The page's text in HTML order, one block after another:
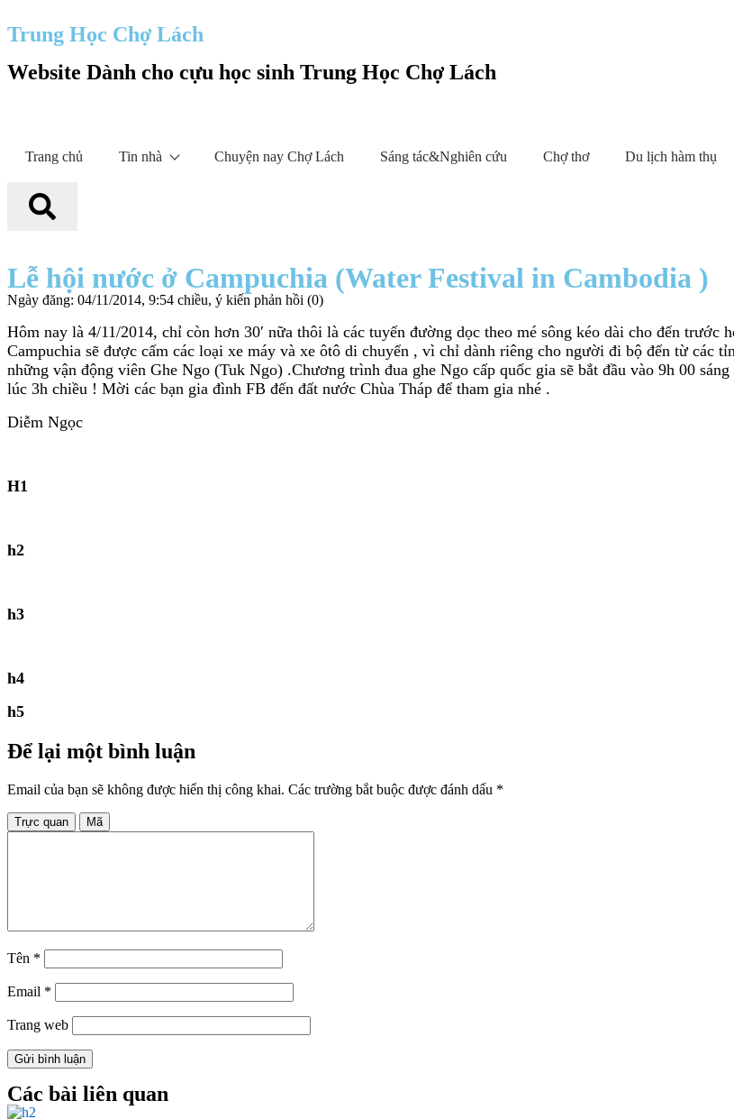
Trung Học Chợ Lách
Website Dành cho cựu học sinh Trung Học Chợ Lách
Trang chủ Tin nhà Chuyện nay Chợ Lách Sáng tác&Nghiên cứu Chợ thơ Du lịch hàm thụ
Lễ hội nước ở Campuchia (Water Festival in Cambodia )
Ngày đăng: 04/11/2014, 9:54 chiều, ý kiến phản hồi (0)
Hôm nay là 4/11/2014, chỉ còn hơn 30′ nữa thôi là các tuyến đường dọc theo mé sông kéo dài cho đến
Campuchia sẽ được cấm các loại xe máy và xe ôtô di chuyển , vì chỉ dành riêng cho người đi bộ đến từ các
những vận động viên Ghe Ngo (Tuk Ngo) .Chương trình đua ghe Ngo cấp quốc gia sẽ bắt đầu vào 9h 00
lúc 3h chiều ! Mời các bạn gia đình FB đến đất nước Chùa Tháp để tham gia nhé .
Diễm Ngọc
H1
h2
h3
h4
h5
Để lại một bình luận
Email của bạn sẽ không được hiển thị công khai. Các trường bắt buộc được đánh dấu *
Trực quan Mã
Tên *
Email *
Trang web
Các bài liên quan